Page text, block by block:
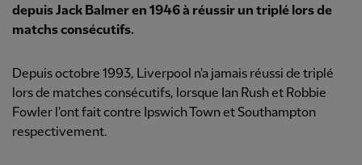
depuis Jack Balmer en 1946 à réussir un triplé lors de
matchs consécutifs.
Depuis octobre 1993, Liverpool n'a jamais réussi de triplé
lors de matches consécutifs, lorsque Ian Rush et Robbie
Fowler l'ont fait contre Ipswich Town et Southampton
respectivement.